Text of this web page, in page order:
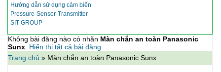
Hướng dẫn sử dụng cảm biến
Pressure-Sensor-Transmitter
SIT GROUP
Không bài đăng nào có nhãn Màn chắn an toàn Panasonic
Sunx. Hiển thị tất cả bài đăng
Trang chủ » Màn chắn an toàn Panasonic Sunx